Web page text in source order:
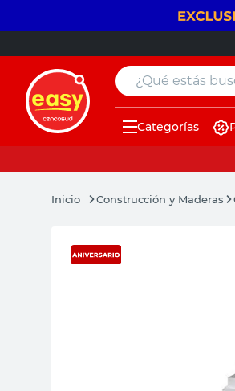
¿Qué estás
Categorías
Construcción y Maderas
muebles